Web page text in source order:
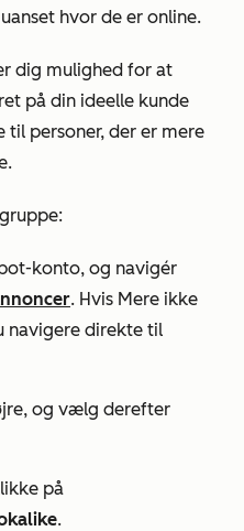
hvor de er online.
dig mulighed for at
på din ideelle kunde
personer, der er mere
konto, og navigér
. Hvis Mere ikke
navigere direkte til
og vælg derefter
på
.